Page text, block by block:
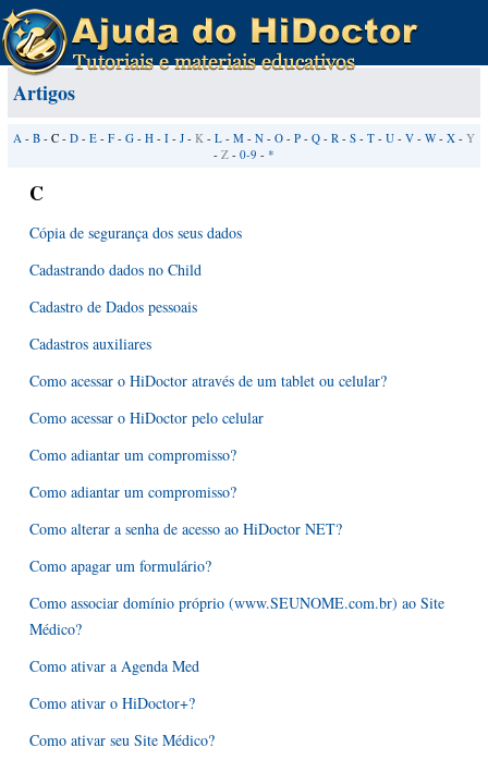
Artigos
A - B - C - D - E - F - G - H - I - J - K - L - M - N - O - P - Q - R - S - T - U - V - W - X - Y
- Z - 0-9 - *
C
Cópia de segurança dos seus dados
Cadastrando dados no Child
Cadastro de Dados pessoais
Cadastros auxiliares
Como acessar o HiDoctor através de um tablet ou celular?
Como acessar o HiDoctor pelo celular
Como adiantar um compromisso?
Como adiantar um compromisso?
Como alterar a senha de acesso ao HiDoctor NET?
Como apagar um formulário?
Como associar domínio próprio (www.SEUNOME.com.br) ao Site
Médico?
Como ativar a Agenda Med
Como ativar o HiDoctor+?
Como ativar seu Site Médico?